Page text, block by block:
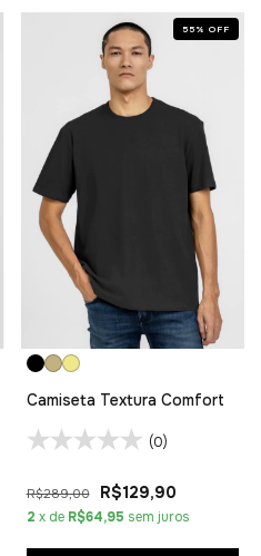
55 % OFF
Camiseta Textura Comfort
(0)
R$289,00 R$129,90
2 x de R$64,95 sem juros